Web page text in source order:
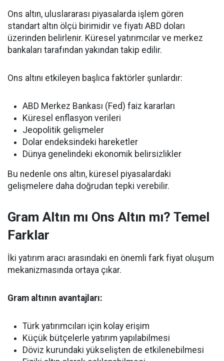
Ons altın, uluslararası piyasalarda işlem gören
standart altın ölçü birimidir ve fiyatı ABD doları
üzerinden belirlenir. Küresel yatırımcılar ve merkez
bankaları tarafından yakından takip edilir.
Ons altını etkileyen başlıca faktörler şunlardır:
ABD Merkez Bankası (Fed) faiz kararları
Küresel enflasyon verileri
Jeopolitik gelişmeler
Dolar endeksindeki hareketler
Dünya genelindeki ekonomik belirsizlikler
Bu nedenle ons altın, küresel piyasalardaki
gelişmelere daha doğrudan tepki verebilir.
Gram Altın mı Ons Altın mı? Temel
Farklar
İki yatırım aracı arasındaki en önemli fark fiyat oluşum
mekanizmasında ortaya çıkar.
Gram altının avantajları:
Türk yatırımcıları için kolay erişim
Küçük bütçelerle yatırım yapılabilmesi
Döviz kurundaki yükselişten de etkilenebilmesi